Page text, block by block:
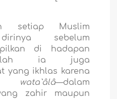
setiap Muslim
sebelum
di hadapan
ia juga
yang ikhlas karena
wata`âlâ—dalam
zahir maupun